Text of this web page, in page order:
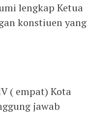
lengkap Ketua
konstiuen yang
( empat) Kota
jawab